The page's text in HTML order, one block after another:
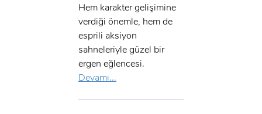
Hem karakter gelişimine
verdiği önemle, hem de
esprili aksiyon
sahneleriyle güzel bir
ergen eğlencesi.
Devamı...